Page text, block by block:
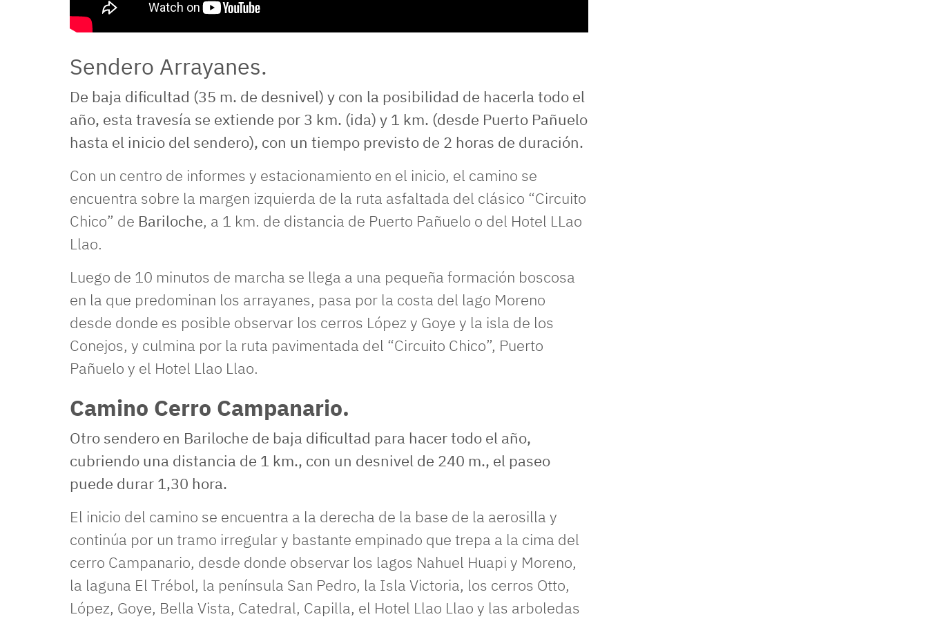
Sendero Arrayanes.
De baja dificultad (35 m. de desnivel) y con la posibilidad de hacerla todo el
año, esta travesía se extiende por 3 km. (ida) y 1 km. (desde Puerto Pañuelo
hasta el inicio del sendero), con un tiempo previsto de 2 horas de duración.
Con un centro de informes y estacionamiento en el inicio, el camino se
encuentra sobre la margen izquierda de la ruta asfaltada del clásico “Circuito
Chico” de Bariloche, a 1 km. de distancia de Puerto Pañuelo o del Hotel LLao
Llao.
Luego de 10 minutos de marcha se llega a una pequeña formación boscosa
en la que predominan los arrayanes, pasa por la costa del lago Moreno
desde donde es posible observar los cerros López y Goye y la isla de los
Conejos, y culmina por la ruta pavimentada del “Circuito Chico”, Puerto
Pañuelo y el Hotel Llao Llao.
Camino Cerro Campanario.
Otro sendero en Bariloche de baja dificultad para hacer todo el año,
cubriendo una distancia de 1 km., con un desnivel de 240 m., el paseo
puede durar 1,30 hora.
El inicio del camino se encuentra a la derecha de la base de la aerosilla y
continúa por un tramo irregular y bastante empinado que trepa a la cima del
cerro Campanario, desde donde observar los lagos Nahuel Huapi y Moreno,
la laguna El Trébol, la península San Pedro, la Isla Victoria, los cerros Otto,
López, Goye, Bella Vista, Catedral, Capilla, el Hotel Llao Llao y las arboledas